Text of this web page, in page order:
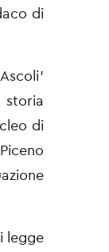
di
di
legge